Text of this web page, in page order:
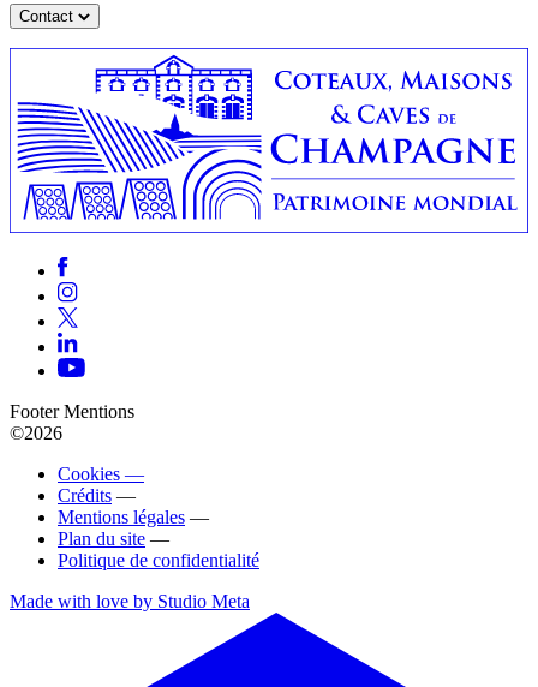
Contact
Footer Mentions
©2026
Cookies —
Crédits —
Mentions légales —
Plan du site —
Politique de confidentialité
Made with love by Studio Meta